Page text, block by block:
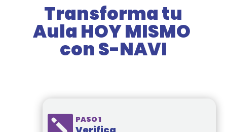
Transforma tu
Aula HOY MISMO
con S-NAVI
 PASO 1